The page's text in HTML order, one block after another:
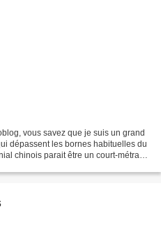
vous savez que je suis un grand
dépassent les bornes habituelles du
chinois parait être un court-métrage